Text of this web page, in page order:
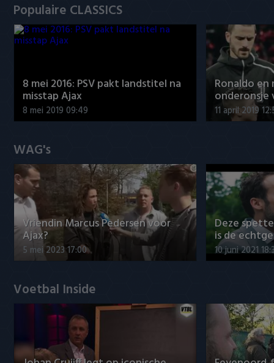
Populaire CLASSICS
8 mei 2016: PSV pakt landstitel na
misstap Ajax
8 mei 2019 09:49
Ronaldo
onderonsje
11 april 2019
WAG's
Vriendin Marcus Pedersen voor
Ajax?
5 mei 2023 17:00
Deze
is de
10 juni 2021
Voetbal Inside